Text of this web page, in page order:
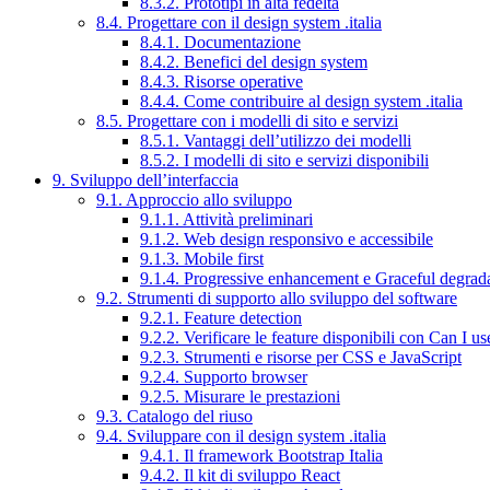
8.4. Progettare con il design system .italia
8.4.1. Documentazione
8.4.2. Benefici del design system
8.4.3. Risorse operative
8.4.4. Come contribuire al design system .italia
8.5. Progettare con i modelli di sito e servizi
8.5.1. Vantaggi dell’utilizzo dei modelli
8.5.2. I modelli di sito e servizi disponibili
9. Sviluppo dell’interfaccia
9.1. Approccio allo sviluppo
9.1.1. Attività preliminari
9.1.2. Web design responsivo e accessibile
9.1.3. Mobile first
9.1.4. Progressive enhancement e Graceful
9.2. Strumenti di supporto allo sviluppo del software
9.2.1. Feature detection
9.2.2. Verificare le feature disponibili con Can I
9.2.3. Strumenti e risorse per CSS e JavaScript
9.2.4. Supporto browser
9.2.5. Misurare le prestazioni
9.3. Catalogo del riuso
9.4. Sviluppare con il design system .italia
9.4.1. Il framework Bootstrap Italia
9.4.2. Il kit di sviluppo React